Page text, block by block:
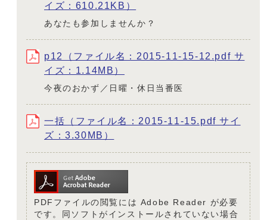
イズ：610.21KB）
あなたも参加しませんか？
p12（ファイル名：2015-11-15-12.pdf サ
イズ：1.14MB）
今夜のおかず／日曜・休日当番医
一括（ファイル名：2015-11-15.pdf サイ
ズ：3.30MB）
PDFファイルの閲覧には Adobe Reader が必要
です。同ソフトがインストールされていない場合